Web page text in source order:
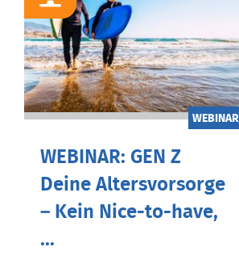
WEBINAR
WEBINAR: GEN Z
Deine Altersvorsorge
– Kein Nice-to-have,
...